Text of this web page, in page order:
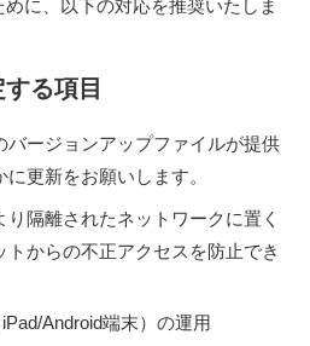
に、以下の対応を推奨いたしま
る項目
バージョンアップファイルが提供
更新をお願いします。
隔離されたネットワークに置く
トからの不正アクセスを防止でき
Android端末）の運用